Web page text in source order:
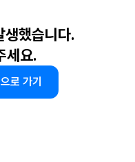
생했습니다.
세요.
로 가기